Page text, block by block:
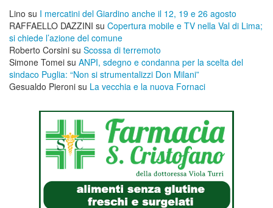
Lino su I mercatini del Giardino anche il 12, 19 e 26 agosto
RAFFAELLO DAZZINI su ​Copertura mobile e TV nella Val di Lima;
si chiede l’azione del comune
Roberto Corsini su Scossa di terremoto
Simone Tomei su ANPI, sdegno e condanna per la scelta del
sindaco Puglia: “Non si strumentalizzi Don Milani”
Gesualdo Pieroni su La vecchia e la nuova Fornaci